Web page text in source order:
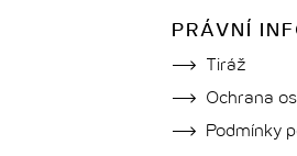
PRÁVNÍ
Tiráž
Ochrana
Podmínky